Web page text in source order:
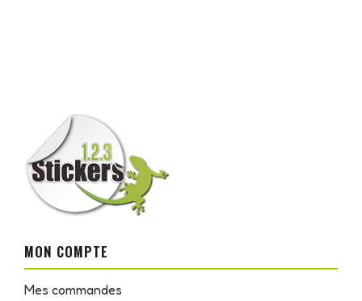
MON COMPTE
Mes commandes